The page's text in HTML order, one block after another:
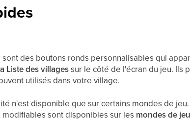
des boutons ronds personnalisables qui
Liste des villagessur le côté de l'écran du jeu. Ils
utilisés dans votre village.
n'est disponible que sur certains mondes de jeu.
sont disponibles sur les mondes de